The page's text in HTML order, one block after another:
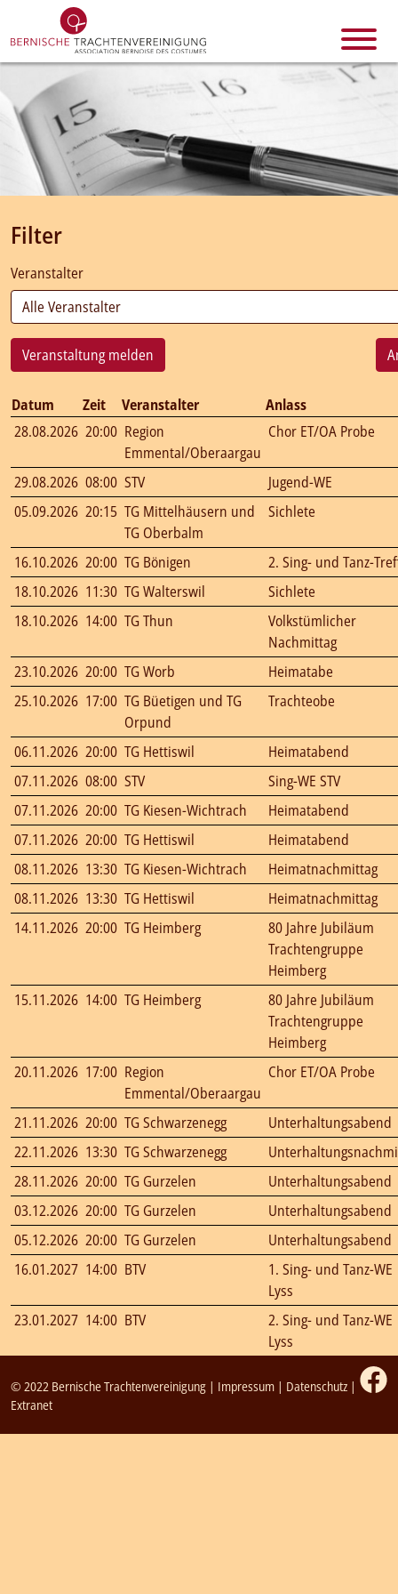
Filter
Veranstalter
Veranstaltung melden
Datum Zeit Veranstalter
Anlass
28.08.2026 20:00 Region
Emmental/Oberaargau
Chor ET/OA Probe
29.08.2026 08:00 STV
Jugend-WE
05.09.2026 20:15 TG Mittelhäusern und
TG Oberbalm
Sichlete
16.10.2026 20:00 TG Bönigen
2. Sing- und Tanz-
18.10.2026 11:30 TG Walterswil
Sichlete
18.10.2026 14:00 TG Thun
Volkstümlicher
Nachmittag
23.10.2026 20:00 TG Worb
Heimatabe
25.10.2026 17:00 TG Büetigen und TG
Orpund
Trachteobe
06.11.2026 20:00 TG Hettiswil
Heimatabend
07.11.2026 08:00 STV
Sing-WE STV
07.11.2026 20:00 TG Kiesen-Wichtrach
Heimatabend
07.11.2026 20:00 TG Hettiswil
Heimatabend
08.11.2026 13:30 TG Kiesen-Wichtrach
Heimatnachmittag
08.11.2026 13:30 TG Hettiswil
Heimatnachmittag
14.11.2026 20:00 TG Heimberg
80 Jahre Jubiläum
Trachtengruppe
Heimberg
15.11.2026 14:00 TG Heimberg
80 Jahre Jubiläum
Trachtengruppe
Heimberg
20.11.2026 17:00 Region
Emmental/Oberaargau
Chor ET/OA Probe
21.11.2026 20:00 TG Schwarzenegg
Unterhaltungsabend
22.11.2026 13:30 TG Schwarzenegg
28.11.2026 20:00 TG Gurzelen
Unterhaltungsabend
03.12.2026 20:00 TG Gurzelen
Unterhaltungsabend
05.12.2026 20:00 TG Gurzelen
Unterhaltungsabend
16.01.2027 14:00 BTV
1. Sing- und Tanz-WE
Lyss
23.01.2027 14:00 BTV
2. Sing- und Tanz-WE
Lyss
© 2022 Bernische Trachtenvereinigung | Impressum | Datenschutz |
Extranet